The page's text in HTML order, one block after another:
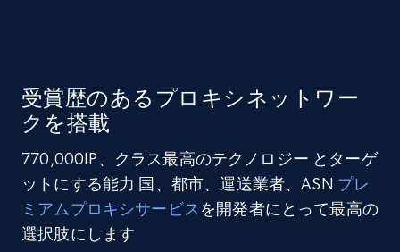
受賞歴のあるプロキシネットワー
クを搭載
770,000IP、クラス最高のテクノロジー とターゲ
ットにする能力 国、都市、運送業者、ASN プレ
ミアムプロキシサービス を開発者にとって最高の
選択肢にします